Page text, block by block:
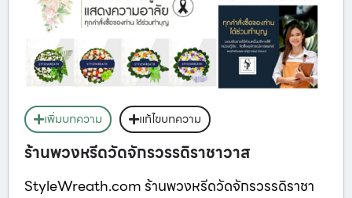
เพิ่มบทความ แก้ไขบทความ
ร้านพวงหรีดวัดจักรวรรดิราชาวาส
StyleWreath.com ร้านพวงหรีดวัดจักรวรรดิราชา